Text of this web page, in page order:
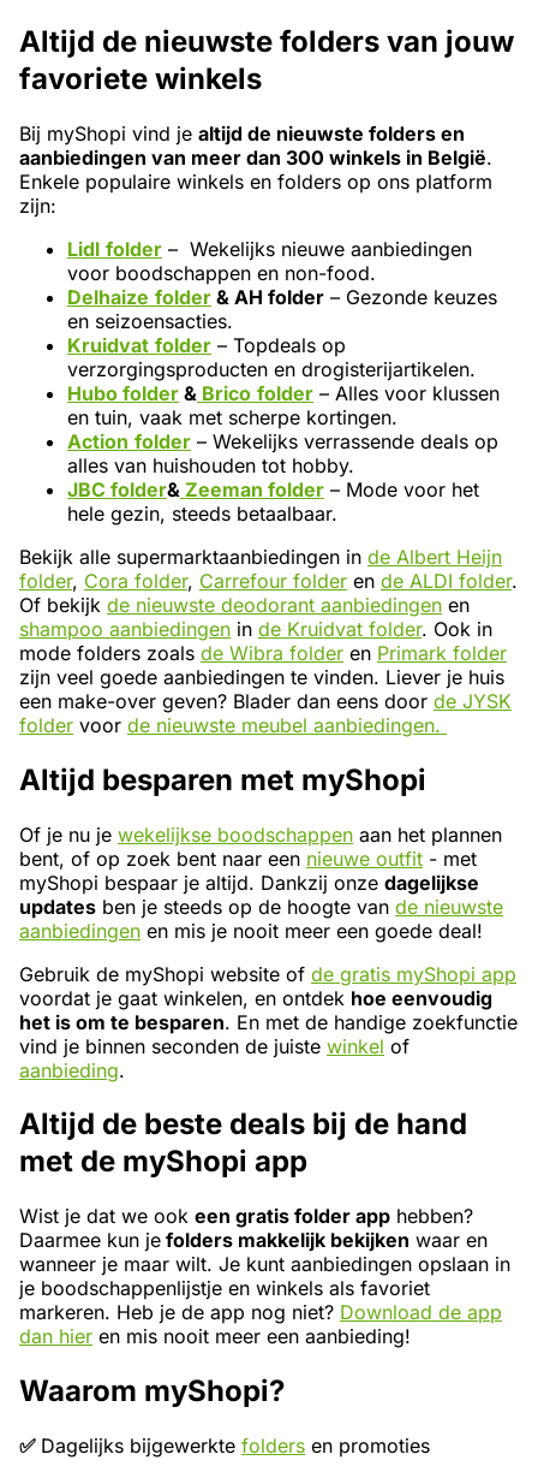
Altijd de nieuwste folders van jouw
favoriete winkels
Bij myShopi vind je altijd de nieuwste folders en
aanbiedingen van meer dan 300 winkels in België.
Enkele populaire winkels en folders op ons platform
zijn:
Lidl folder – Wekelijks nieuwe aanbiedingen
voor boodschappen en non-food.
Delhaize folder & AH folder – Gezonde keuzes
en seizoensacties.
Kruidvat folder – Topdeals op
verzorgingsproducten en drogisterijartikelen.
Hubo folder & Brico folder – Alles voor klussen
en tuin, vaak met scherpe kortingen.
Action folder – Wekelijks verrassende deals op
alles van huishouden tot hobby.
JBC folder& Zeeman folder – Mode voor het
hele gezin, steeds betaalbaar.
Bekijk alle supermarktaanbiedingen in de Albert Heijn
folder, Cora folder, Carrefour folder en de ALDI folder.
Of bekijk de nieuwste deodorant aanbiedingen en
shampoo aanbiedingen in de Kruidvat folder. Ook in
mode folders zoals de Wibra folder en Primark folder
zijn veel goede aanbiedingen te vinden. Liever je huis
een make-over geven? Blader dan eens door de JYSK
folder voor de nieuwste meubel aanbiedingen.
Altijd besparen met myShopi
Of je nu je wekelijkse boodschappen aan het plannen
bent, of op zoek bent naar een nieuwe outfit - met
myShopi bespaar je altijd. Dankzij onze dagelijkse
updates ben je steeds op de hoogte van de nieuwste
aanbiedingen en mis je nooit meer een goede deal!
Gebruik de myShopi website of de gratis myShopi app
voordat je gaat winkelen, en ontdek hoe eenvoudig
het is om te besparen. En met de handige zoekfunctie
vind je binnen seconden de juiste winkel of
aanbieding.
Altijd de beste deals bij de hand
met de myShopi app
Wist je dat we ook een gratis folder app hebben?
Daarmee kun je folders makkelijk bekijken waar en
wanneer je maar wilt. Je kunt aanbiedingen opslaan in
je boodschappenlijstje en winkels als favoriet
markeren. Heb je de app nog niet? Download de app
dan hier en mis nooit meer een aanbieding!
Waarom myShopi?
✅ Dagelijks bijgewerkte folders en promoties